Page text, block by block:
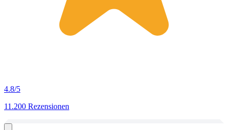
4.8/5
11.200 Rezensionen